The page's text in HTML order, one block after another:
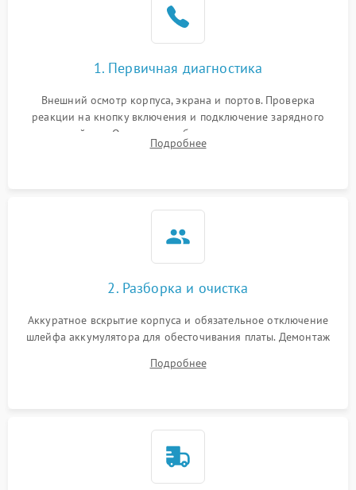
1. Первичная диагностика
Внешний осмотр корпуса, экрана и портов. Проверка
реакции на кнопку включения и подключение зарядного
устройства. Оценка потребления тока с помощью
лабораторного блока питания для локализации проблемы.
Подробнее
2. Разборка и очистка
Аккуратное вскрытие корпуса и обязательное отключение
шлейфа аккумулятора для обесточивания платы. Демонтаж
высохшей термопасты с кристаллов чипов.
Подробнее